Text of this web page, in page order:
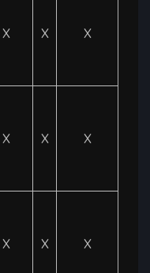
X X X
X X X
X X X